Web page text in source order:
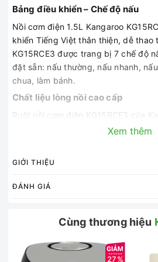
Bảng điều khiển – Chế độ nấu
Nồi cơm điện 1.5L Kangaroo
khiển Tiếng Việt thân thiện, dễ thao
KG15RCE3 được trang bị 7 chế độ
đặt sẵn: nấu thường, nấu nhanh,
chua, làm bánh.
Chất liệu lòng nồi cao cấp
Ruột nồi cơm điện KG15RCE3 của
hợp kim phủ chống dính an toàn
dùng dễ dàng vệ sinh.
Tiện ích – Phụ kiện
ấm đến 12 giờ, và hẹn giờ nấu dễ
gian lựa chọn (từ 2 giờ – 12 giờ)
động thời gian nấu nướng. Nồi có
phụ kiện muôi cơm, muỗng canh,
Xem thêm
GIỚI THIỆU
ĐÁNH GIÁ
Cùng thương hiệu
27%